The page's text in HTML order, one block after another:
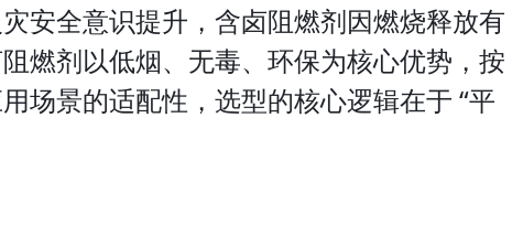
安全意识提升，含卤阻燃剂因燃烧释放有
燃剂以低烟、无毒、环保为核心优势，按
场景的适配性，选型的核心逻辑在于 “平